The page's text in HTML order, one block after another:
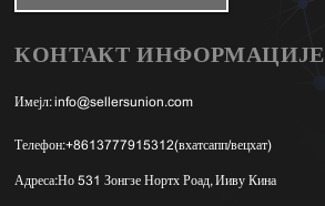
КОНТАКТ ИНФОРМАЦИЈЕ
Имејл: info@sellersunion.com
Телефон:+8613777915312(вхатсапп/вецхат)
Адреса:Но 531 Зонгзе Нортх Роад, Ииву Кина